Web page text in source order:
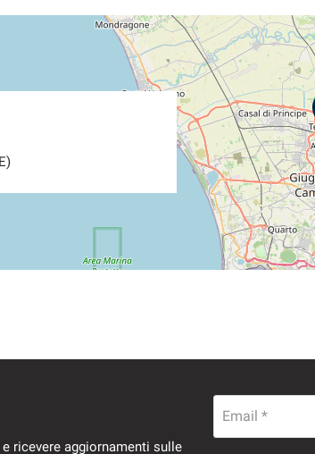
ricevere aggiornamenti sulle
Email *